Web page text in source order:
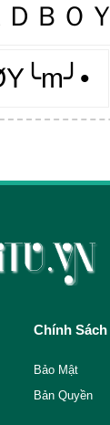
ＤＢＯＹ
Chính Sách
Bảo Mật
Bản Quyền